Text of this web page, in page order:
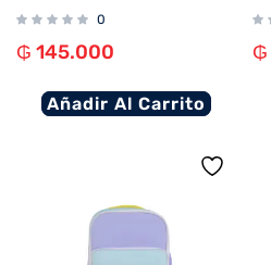
0
₲ 145.000
Añadir Al Carrito
₲